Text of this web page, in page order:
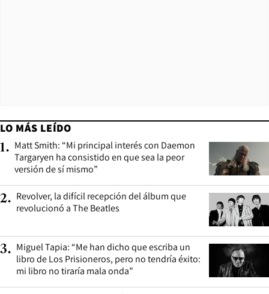
LO MÁS LEÍDO
1. Matt Smith: “Mi principal interés con Daemon
Targaryen ha consistido en que sea la peor
versión de sí mismo”
2. Revolver, la difícil recepción del álbum que
revolucionó a The Beatles
3. Miguel Tapia: “Me han dicho que escriba un
libro de Los Prisioneros, pero no tendría éxito:
mi libro no tiraría mala onda”